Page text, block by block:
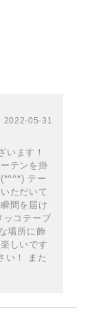
2022-05-31
います！
テンを掛
テー
ただいて
間を届け
ッコテーブ
場所に飾
しいです
い！ また